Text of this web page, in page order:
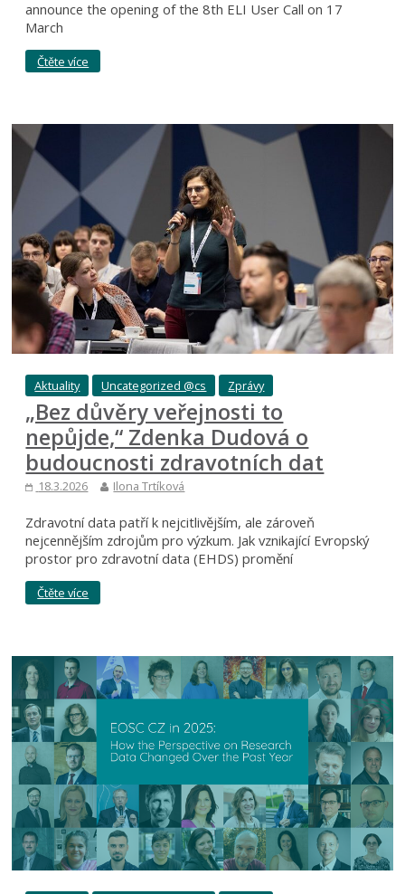
announce the opening of the 8th ELI User Call on 17
March
Čtěte více
Aktuality Uncategorized @cs Zprávy
„Bez důvěry veřejnosti to
nepůjde,“ Zdenka Dudová o
budoucnosti zdravotních dat
18.3.2026 Ilona Trtíková
Zdravotní data patří k nejcitlivějším, ale zároveň
nejcennějším zdrojům pro výzkum. Jak vznikající Evropský
prostor pro zdravotní data (EHDS) promění
Čtěte více